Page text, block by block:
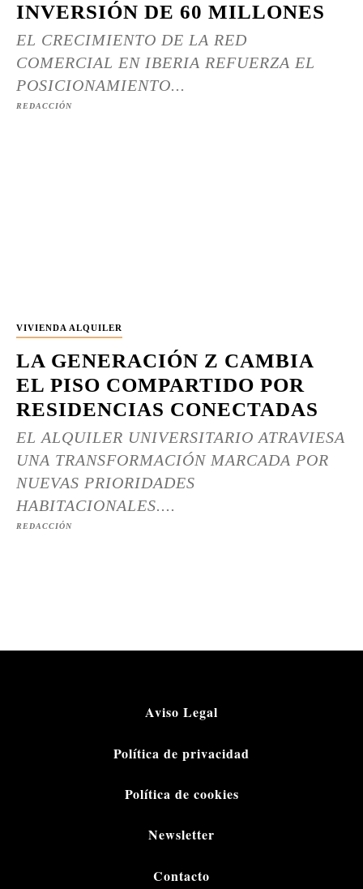
INVERSIÓN DE 60 MILLONES
EL CRECIMIENTO DE LA RED
COMERCIAL EN IBERIA REFUERZA EL
POSICIONAMIENTO...
REDACCIÓN
VIVIENDA ALQUILER
LA GENERACIÓN Z CAMBIA
EL PISO COMPARTIDO POR
RESIDENCIAS CONECTADAS
EL ALQUILER UNIVERSITARIO ATRAVIESA
UNA TRANSFORMACIÓN MARCADA POR
NUEVAS PRIORIDADES
HABITACIONALES....
REDACCIÓN
Aviso Legal
Política de privacidad
Política de cookies
Newsletter
Contacto